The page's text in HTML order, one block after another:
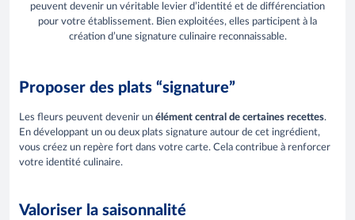
peuvent devenir un véritable levier d’identité et de différenciation
pour votre établissement. Bien exploitées, elles participent à la
création d’une signature culinaire reconnaissable.
Proposer des plats “signature”
Les fleurs peuvent devenir un élément central de certaines recettes.
En développant un ou deux plats signature autour de cet ingrédient,
vous créez un repère fort dans votre carte. Cela contribue à renforcer
votre identité culinaire.
Valoriser la saisonnalité